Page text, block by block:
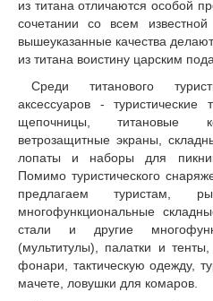
из титана отличаются особой
сочетании со всем известной
вышеуказанные качества
из титана воистину царским
Среди титанового
аксессуаров -
щепочницы, титановые
ветрозащитные экраны,
лопаты и наборы для
Помимо туристического
предлагаем туристам,
многофункциональные
стали и другие
(мультитулы), палатки и
фонари, тактическую одежду,
мачете, ловушки для комаров.